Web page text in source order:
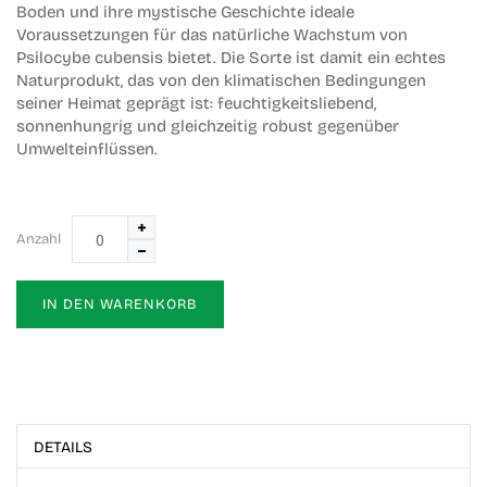
Boden und ihre mystische Geschichte ideale
Voraussetzungen für das natürliche Wachstum von
Psilocybe cubensis bietet. Die Sorte ist damit ein echtes
Naturprodukt, das von den klimatischen Bedingungen
seiner Heimat geprägt ist: feuchtigkeitsliebend,
sonnenhungrig und gleichzeitig robust gegenüber
Umwelteinflüssen.
Anzahl
IN DEN WARENKORB
DETAILS